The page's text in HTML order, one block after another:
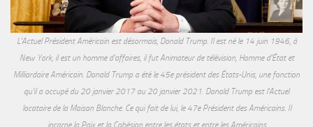
L'Actuel Président Américain est désormais, Donald Trump. Il est né le 14 juin 1946, à
New York, il est un homme d'affaires, il fut Animateur de télévision, Homme d'État et
Milliardaire Américain. Donald Trump a été le 45e président des États-Unis, une fonction
qu'il a occupé du 20 janvier 2017 au 20 janvier 2021. Donald Trump est l'Actuel
locataire de la Maison Blanche. Ce qui fait de lui, le 47e Président des Américains. Il
incarne la Paix et la Cohésion entre les états et entre les Américains